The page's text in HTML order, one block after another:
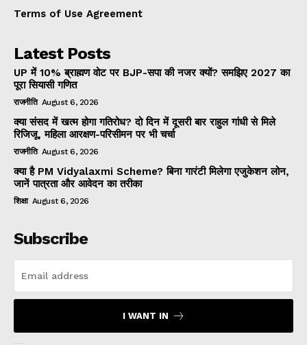
Terms of Use Agreement
Latest Posts
UP में 10% ब्राह्मण वोट पर BJP-सपा की नजर क्यों? समझिए 2027 का
पूरा सियासी गणित
राजनीति August 6, 2026
क्या संसद में खत्म होगा गतिरोध? दो दिन में दूसरी बार राहुल गांधी से मिले
रिजिजू, महिला आरक्षण-परिसीमन पर भी चर्चा
राजनीति August 6, 2026
क्या है PM Vidyalaxmi Scheme? बिना गारंटी मिलेगा एजुकेशन लोन,
जानें पात्रता और आवेदन का तरीका
शिक्षा August 6, 2026
Subscribe
I WANT IN